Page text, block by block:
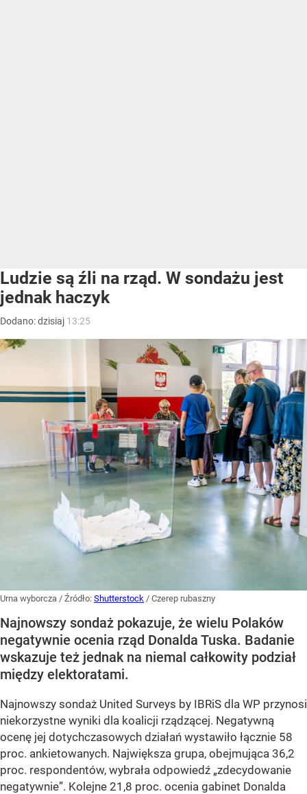
Ludzie są źli na rząd. W sondażu jest
jednak haczyk
Dodano:dzisiaj 13:25
Urna wyborcza / Źródło: Shutterstock / Czerep rubaszny
Najnowszy sondaż pokazuje, że wielu Polaków
negatywnie ocenia rząd Donalda Tuska. Badanie
wskazuje też jednak na niemal całkowity podział
między elektoratami.
Najnowszy sondaż United Surveys by IBRiS dla WP przynosi
niekorzystne wyniki dla koalicji rządzącej. Negatywną
ocenę jej dotychczasowych działań wystawiło łącznie 58
proc. ankietowanych. Największa grupa, obejmująca 36,2
proc. respondentów, wybrała odpowiedź „zdecydowanie
negatywnie”. Kolejne 21,8 proc. ocenia gabinet Donalda